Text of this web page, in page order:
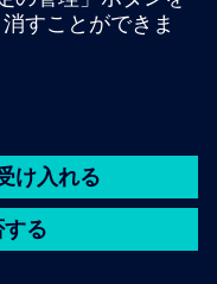
内部通報